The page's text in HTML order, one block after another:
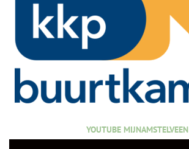
YOUTUBE MIJNAMSTELVEEN